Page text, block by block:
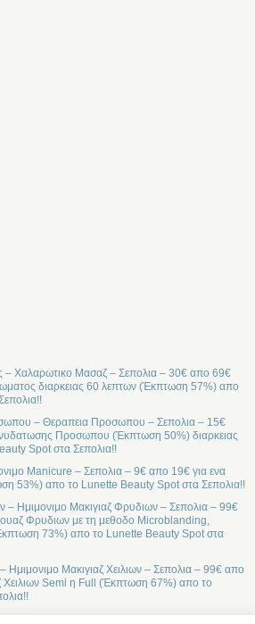
Χαλαρωτικο Μασαζ – Σεπολια – 30€ απο 69€
διαρκειας 60 λεπτων (Έκπτωση 57%) απο
– Θεραπεια Προσωπου – Σεπολια – 15€
Προσωπου (Έκπτωση 50%) διαρκειας
Spot στα Σεπολια!!
Manicure – Σεπολια – 9€ απο 19€ για ενα
53%) απο το Lunette Beauty Spot στα Σεπολια!!
– Ημιμονιμο Μακιγιαζ Φρυδιων – Σεπολια – 99€
Φρυδιων με τη μεθοδο Microblanding,
73%) απο το Lunette Beauty Spot στα
Ημιμονιμο Μακιγιαζ Χειλιων – Σεπολια – 99€ απο
Χειλιων Semi η Full (Έκπτωση 67%) απο το